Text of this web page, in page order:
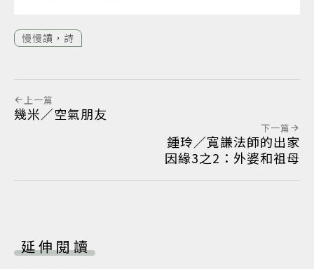
慢慢讀，詩
上一篇
幾米／空氣朋友
下一篇
鍾玲／寬謙法師的出家
因緣3之2：外婆和祖母
延伸閱讀